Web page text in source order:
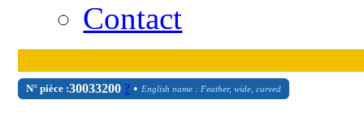
Contact
N° pièce :30033200 ? •English name : Feather, wide, curved